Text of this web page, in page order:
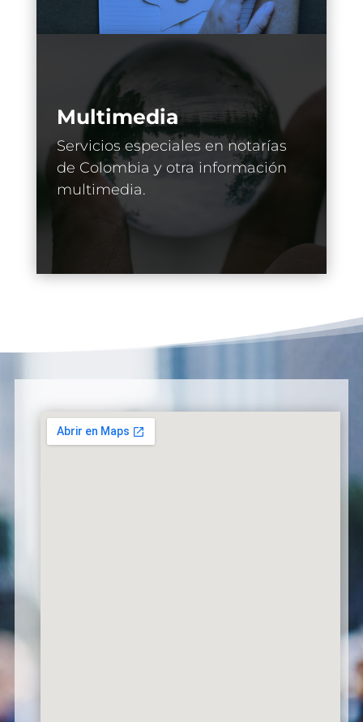
Multimedia
Servicios especiales en notarías
de Colombia y otra información
multimedia.